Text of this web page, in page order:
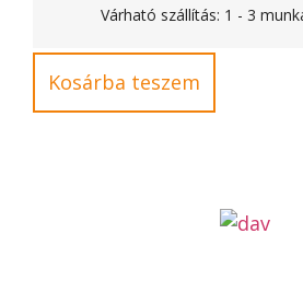
Várható szállítás: 1 - 3
Kosárba teszem